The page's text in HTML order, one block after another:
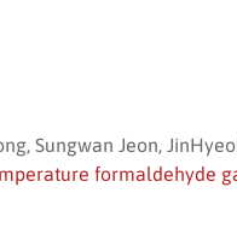
Sungwan Jeon,
formaldehyde